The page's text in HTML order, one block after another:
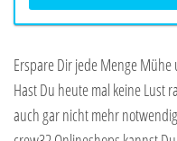
Erspare Dir jede Menge
Hast Du heute mal keine Lust
auch gar nicht mehr